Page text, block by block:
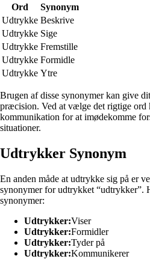
Ord
Synonym
Udtrykke Beskrive
Udtrykke Sige
Udtrykke Fremstille
Udtrykke Formidle
Udtrykke Ytre
Brugen af disse synonymer kan give
præcision. Ved at vælge det rigtige ord
kommunikation for at imødekomme
situationer.
Udtrykker Synonym
En anden måde at udtrykke sig på er
synonymer for udtrykket “udtrykker”.
synonymer:
Udtrykker:Viser
Udtrykker:Formidler
Udtrykker:Tyder på
Udtrykker:Kommunikerer